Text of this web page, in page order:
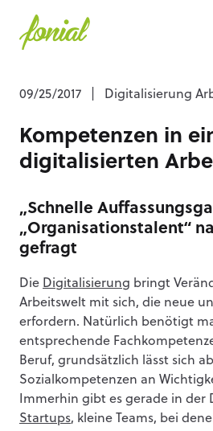
09/25/2017 Digitalisierung
Kompetenzen in
digitalisierten
„Schnelle
„Organisationstalent“
gefragt
Die Digitalisierung bringt
Arbeitswelt mit sich, die neue
erfordern. Natürlich benötigt
entsprechende
Beruf, grundsätzlich lässt sich
Sozialkompetenzen an
Immerhin gibt es gerade in der
Startups, kleine Teams, bei